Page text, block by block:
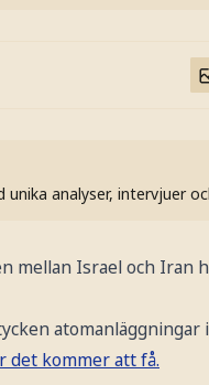
unika analyser, intervjuer
mellan Israel och Iran
atomanläggningar
det kommer att få.